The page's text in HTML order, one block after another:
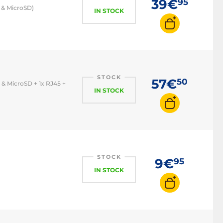
& MicroSD) IN STOCK 39€95
MicroSD + 1x RJ45 +
STOCK
IN STOCK 57€50
STOCK
IN STOCK 9€95